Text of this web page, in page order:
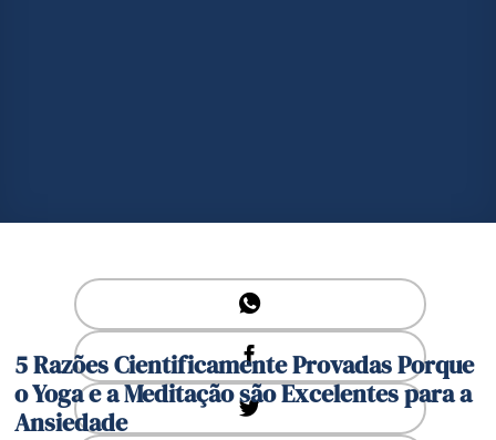
5 Razões Cientificamente Provadas Porque
o Yoga e a Meditação são Excelentes para a
Ansiedade